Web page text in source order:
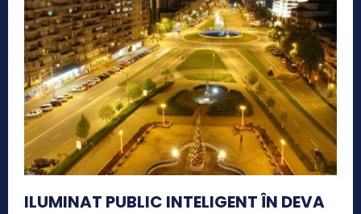
ILUMINAT PUBLIC INTELIGENT ÎN DEVA